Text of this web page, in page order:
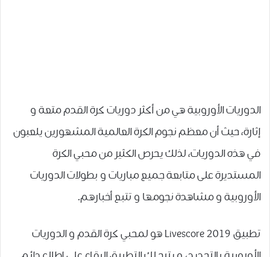
الدوريات الأوروبية هي من أكثر دوريات كرة القدم متعة و
إثارة، حيث أن معظم نجوم الكرة العالمية المشهورين يلعبون
في هذه الدوريات، لذلك يحرص الكثير من محبي الكرة
المستديرة على متابعة جميع مباريات و بطولات الدوريات
الأوروبية و مشاهدة نجومها و تتبع أخبارهم.
ﺗﻄﺒﻴﻖ Livescore 2019 هو لمحبي كرة القدم و الدوريات